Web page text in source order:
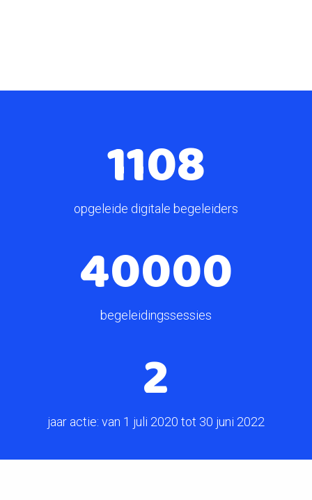
1108
opgeleide digitale begeleiders
40000
begeleidingssessies
2
jaar actie: van 1 juli 2020 tot 30 juni 2022